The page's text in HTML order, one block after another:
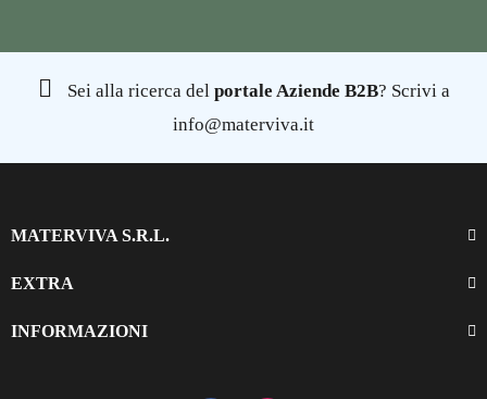
Sei alla ricerca del portale Aziende B2B? Scrivi a
info@materviva.it
MATERVIVA S.R.L.
EXTRA
INFORMAZIONI